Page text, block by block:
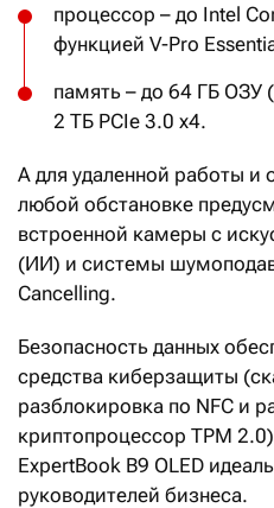
процессор – до Intel
функцией V-Pro
память – до 64 ГБ ОЗУ
2 ТБ PCIe 3.0 x4.
А для удаленной работы и
любой обстановке
встроенной камеры с
(ИИ) и системы
Cancelling.
Безопасность данных
средства киберзащиты
разблокировка по NFC и
криптопроцессор TPM
ExpertBook B9 OLED
руководителей бизнеса.